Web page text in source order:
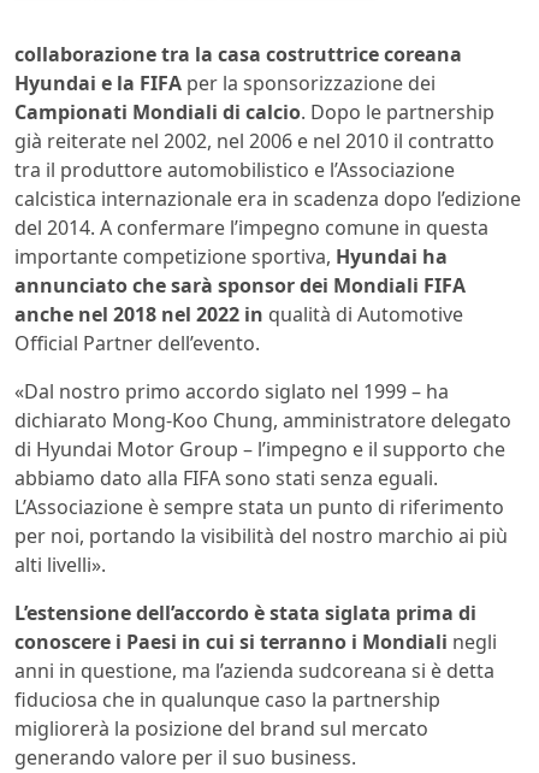
collaborazione tra la casa costruttrice coreana
Hyundai e la FIFA per la sponsorizzazione dei
Campionati Mondiali di calcio. Dopo le partnership
già reiterate nel 2002, nel 2006 e nel 2010 il contratto
tra il produttore automobilistico e l’Associazione
calcistica internazionale era in scadenza dopo l’edizione
del 2014. A confermare l’impegno comune in questa
importante competizione sportiva, Hyundai ha
annunciato che sarà sponsor dei Mondiali FIFA
anche nel 2018 nel 2022 in qualità di Automotive
Official Partner dell’evento.
«Dal nostro primo accordo siglato nel 1999 – ha
dichiarato Mong-Koo Chung, amministratore delegato
di Hyundai Motor Group – l’impegno e il supporto che
abbiamo dato alla FIFA sono stati senza eguali.
L’Associazione è sempre stata un punto di riferimento
per noi, portando la visibilità del nostro marchio ai più
alti livelli».
L’estensione dell’accordo è stata siglata prima di
conoscere i Paesi in cui si terranno i Mondiali negli
anni in questione, ma l’azienda sudcoreana si è detta
fiduciosa che in qualunque caso la partnership
migliorerà la posizione del brand sul mercato
generando valore per il suo business.